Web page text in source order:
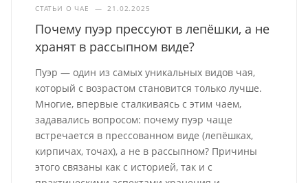
СТАТЬИ О ЧАЕ — 21.02.2025
Почему пуэр прессуют в лепёшки, а не
хранят в рассыпном виде?
Пуэр — один из самых уникальных видов чая,
который с возрастом становится только лучше.
Многие, впервые сталкиваясь с этим чаем,
задавались вопросом: почему пуэр чаще
встречается в прессованном виде (лепёшках,
кирпичах, точах), а не в рассыпном? Причины
этого связаны как с историей, так и с